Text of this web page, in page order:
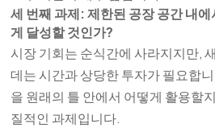
세 번째 과제: 제한된 공장 공간 내
게 달성할 것인가?
시장 기회는 순식간에 사라지지만,
데는 시간과 상당한 투자가 필요합
을 원래의 틀 안에서 어떻게 활용할
질적인 과제입니다.